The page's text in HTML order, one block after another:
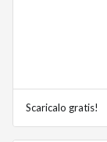
Scaricalo gratis!